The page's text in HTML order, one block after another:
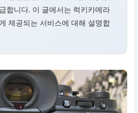
합니다. 이 글에서는 럭키카메라
제공되는 서비스에 대해 설명합